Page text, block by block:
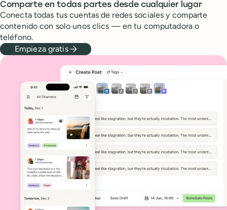
Comparte en todas partes desde cualquier lugar
Conecta todas tus cuentas de redes sociales y comparte
contenido con solo unos clics — en tu computadora o
teléfono.
Empieza gratis